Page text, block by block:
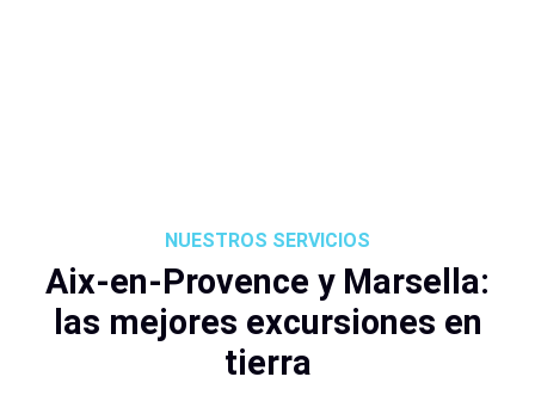
NUESTROS SERVICIOS
Aix-en-Provence y Marsella:
las mejores excursiones en
tierra